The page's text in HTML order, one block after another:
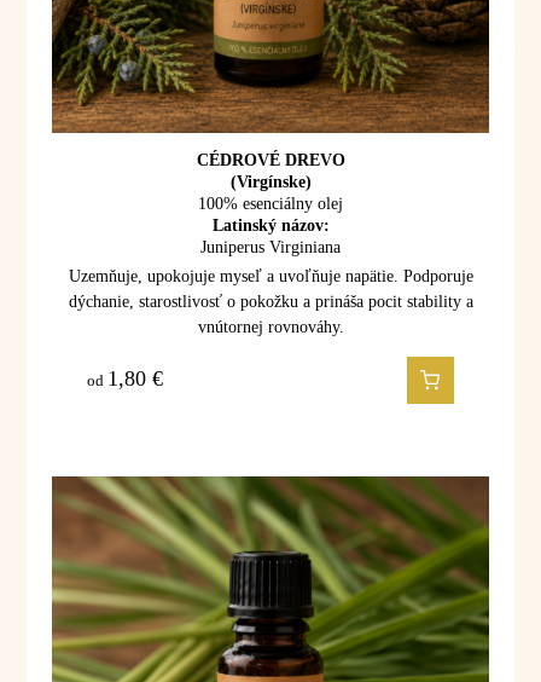
CÉDROVÉ DREVO
(Virgínske)
100% esenciálny olej
Latinský názov:
Juniperus Virginiana
Uzemňuje, upokojuje myseľ a uvoľňuje napätie. Podporuje
dýchanie, starostlivosť o pokožku a prináša pocit stability a
vnútornej rovnováhy.
od 1,80€